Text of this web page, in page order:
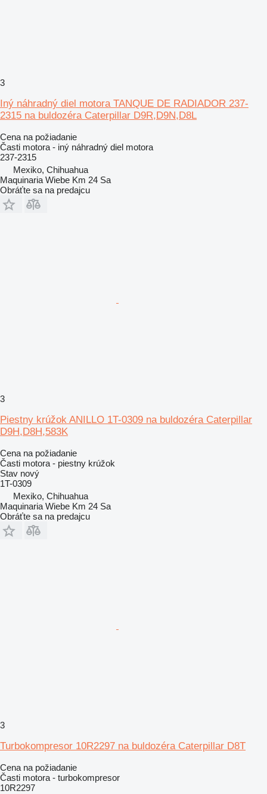
3
Iný náhradný diel motora TANQUE DE RADIADOR 237-
2315 na buldozéra Caterpillar D9R,D9N,D8L
Cena na požiadanie
Časti motora - iný náhradný diel motora
237-2315
Mexiko, Chihuahua
Maquinaria Wiebe Km 24 Sa
Obráťte sa na predajcu
3
Piestny krúžok ANILLO 1T-0309 na buldozéra Caterpillar
D9H,D8H,583K
Cena na požiadanie
Časti motora - piestny krúžok
Stav nový
1T-0309
Mexiko, Chihuahua
Maquinaria Wiebe Km 24 Sa
Obráťte sa na predajcu
3
Turbokompresor 10R2297 na buldozéra Caterpillar D8T
Cena na požiadanie
Časti motora - turbokompresor
10R2297